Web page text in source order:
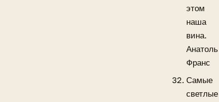
этом
наша
вина.
Анатоль
Франс
Самые
светлые